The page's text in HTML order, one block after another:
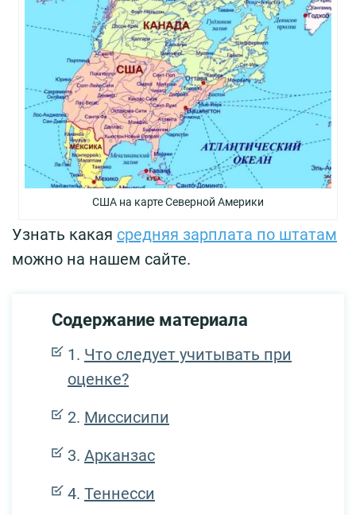
США на карте Северной Америки
Узнать какая средняя зарплата по штатам
можно на нашем сайте.
Содержание материала
Что следует учитывать при
оценке?
Миссисипи
Арканзас
Теннесси